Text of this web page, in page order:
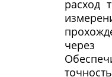
расход
через